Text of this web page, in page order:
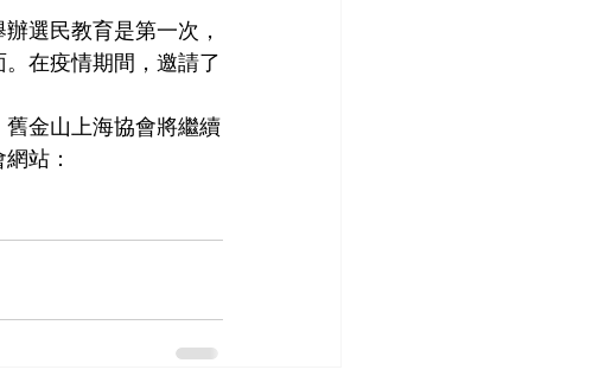
選民教育是第一次，
在疫情期間，邀請了
金山上海協會將繼續
站：